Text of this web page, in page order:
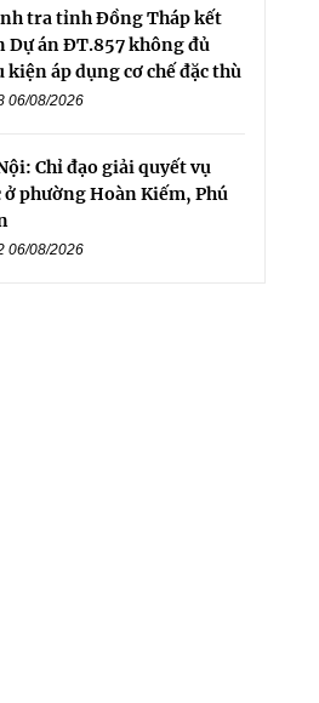
tra tỉnh Đồng Tháp kết
Dự án ĐT.857 không đủ
kiện áp dụng cơ chế đặc thù
06/08/2026
Chỉ đạo giải quyết vụ
ở phường Hoàn Kiếm, Phú
06/08/2026